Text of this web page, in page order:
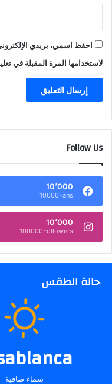
احفظ اسمي، بريدي
لاستخدامها المرة المقبلة في
Follow Us
10٬000
10000Fans
10٬000
100000Followers
حالة الطقس
سماء صافية